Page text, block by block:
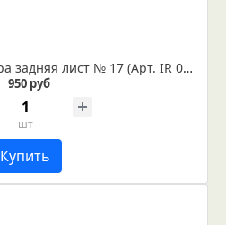
HYUNDAI HD 120 рессора задняя лист № 17 (Арт. IR 06-09-17)
950 руб
шт
Купить